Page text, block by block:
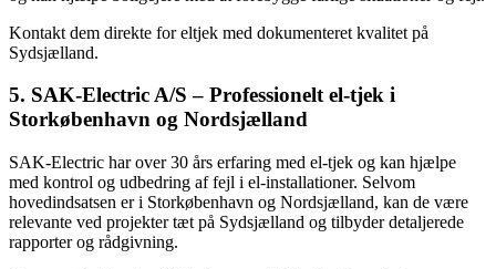
Kontakt dem direkte for eltjek med dokumenteret kvalitet på
Sydsjælland.
5. SAK-Electric A/S – Professionelt el-tjek i
Storkøbenhavn og Nordsjælland
SAK-Electric har over 30 års erfaring med el-tjek og kan hjælpe
med kontrol og udbedring af fejl i el-installationer. Selvom
hovedindsatsen er i Storkøbenhavn og Nordsjælland, kan de være
relevante ved projekter tæt på Sydsjælland og tilbyder detaljerede
rapporter og rådgivning.